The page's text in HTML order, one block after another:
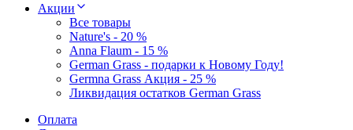
Акции
Все товары
Nature's - 20 %
Anna Flaum - 15 %
German Grass - подарки к Новому Году!
Germna Grass Акция - 25 %
Ликвидация остатков German Grass
Оплата